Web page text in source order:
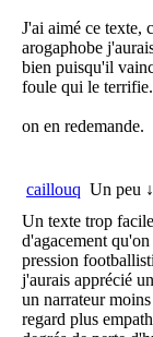
J'ai aimé ce texte,
arogaphobe
bien puisqu'il
foule qui le terrifie.
on en redemande.
caillouq Un peu ↓
Un texte trop
d'agacement
pression
j'aurais apprécié
un narrateur
regard plus